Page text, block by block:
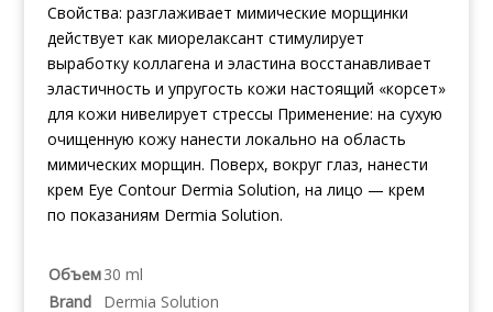
Свойства: разглаживает мимические морщинки
действует как миорелаксант стимулирует
выработку коллагена и эластина восстанавливает
эластичность и упругость кожи настоящий «корсет»
для кожи нивелирует стрессы Применение: на сухую
очищенную кожу нанести локально на область
мимических морщин. Поверх, вокруг глаз, нанести
крем Eye Contour Dermia Solution, на лицо — крем
по показаниям Dermia Solution.
Объем30 ml
Brand
Dermia Solution